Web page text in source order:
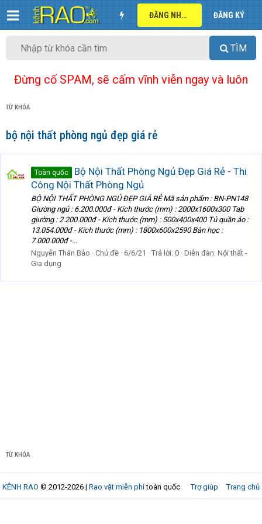
ĐĂNG NHẬP ĐĂNG KÝ
TÌM
Đừng cố SPAM, sẽ cấm vĩnh viễn ngay và luôn
TỪ KHÓA
bộ nội thất phòng ngủ đẹp giá rẻ
Toàn quốc
Bộ Nội Thất Phòng Ngủ Đẹp Giá Rẻ - Thi
Công Nội Thất Phòng Ngủ
BỘ NỘI THẤT PHÒNG NGỦ ĐẸP GIÁ RẺ Mã sản phẩm : BN-PN148
Giường ngủ : 6.200.000đ - Kích thước (mm) : 2000x1600x300 Tab
giường : 2.200.000đ - Kích thước (mm) : 500x400x400 Tủ quần áo :
13.054.000đ - Kích thước (mm) : 1800x600x2590 Bàn học :
7.000.000đ -...
Nguyễn Thân Bảo
Chủ đề 6/6/21 Trả lời: 0 Diễn đàn: Nội thất -
Gia dụng
TỪ KHÓA
Trợ giúp Trang chủ
KÊNH RAO © 2012-2026 | Rao vặt miễn phítoàn quốc